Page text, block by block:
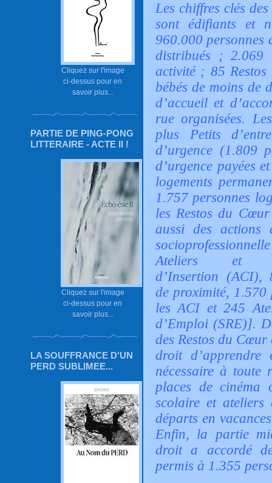
Cliquez sur l'image
ci-dessus pour en
savoir plus...
PARTIE DE PING-PONG
LITTERAIRE - ACTE II !
Cliquez sur l'image
ci-dessus pour en
savoir plus...
LA SOUFFRANCE D'UN
PERD SUBLIMEE...
Les chiffres clés
sont édifiants et
960.000 personnes
distribués ; 2.069
activité ; 85
bébés de moins de
d’accueil et
rue organisées.
plus Petits
d’urgence (1.809
d’urgence payées
logements
1.757 personnes
les Restos du
aussi des actions
Ateliers et
d’Insertion (ACI),
de proximité, 1.570
les ACI et 245
d’Emploi (SRE)].
des Restos du Cœur
droit
nécessaire à toute
places de cinéma
scolaire et
départs en
Enfin, la partie
droit a accordé
permis à 1.355